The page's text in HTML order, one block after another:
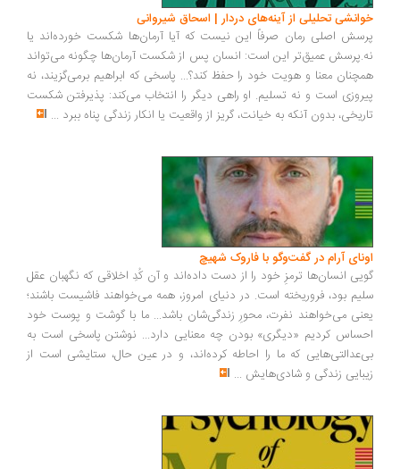
خوانشی تحلیلی از آینه‌های دردار | اسحاق شیروانی
پرسش اصلی رمان صرفاً این نیست که آیا آرمان‌ها شکست خورده‌اند یا
نه.پرسش عمیق‌تر این است: انسان پس از شکست آرمان‌ها چگونه می‌تواند
همچنان معنا و هویت خود را حفظ کند؟... پاسخی که ابراهیم برمی‌گزیند، نه
پیروزی است و نه تسلیم. او راهی دیگر را انتخاب می‌کند: پذیرفتن شکست
تاریخی، بدون آنکه به خیانت، گریز از واقعیت یا انکار زندگی پناه ببرد ...
اونای آرام در گفت‌وگو با فاروک شهیچ‭
گویی انسان‌ها ترمزِ خود را از دست داده‌اند و آن کُدِ اخلاقی که نگهبان عقل
سلیم بود، فروریخته است. در دنیای امروز، همه می‌خواهند فاشیست باشند؛
یعنی می‌خواهند نفرت، محورِ زندگی‌شان باشد... ما با گوشت و پوست خود
احساس کردیم «دیگری» بودن چه معنایی دارد... نوشتن پاسخی است به
بی‌عدالتی‌هایی که ما را احاطه کرده‌اند، و در عین حال، ستایشی است از
زیبایی زندگی و شادی‌هایش ...